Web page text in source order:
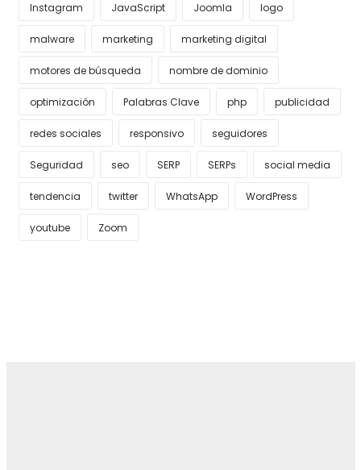
Instagram JavaScript Joomla logo
malware marketing marketing digital
motores de búsqueda nombre de dominio
optimización Palabras Clave php publicidad
redes sociales responsivo seguidores
Seguridad seo SERP SERPs social media
tendencia twitter WhatsApp WordPress
youtube Zoom